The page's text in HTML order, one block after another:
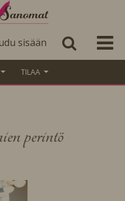
sisään
TILAA
perintö